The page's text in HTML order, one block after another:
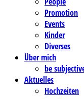
Promotion
Events
Kinder
Diverses
Über mich
be
Aktuelles
Hochzeiten